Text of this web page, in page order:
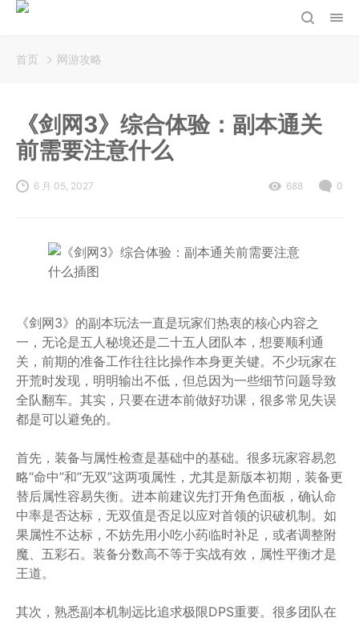
首页 网游攻略
《剑网3》综合体验：副本通关
前需要注意什么
6 月 05, 2027 688 0
《剑网3》的副本玩法一直是玩家们热衷的核心内容之
一，无论是五人秘境还是二十五人团队本，想要顺利通
关，前期的准备工作往往比操作本身更关键。不少玩家在
开荒时发现，明明输出不低，但总因为一些细节问题导致
全队翻车。其实，只要在进本前做好功课，很多常见失误
都是可以避免的。
首先，装备与属性检查是基础中的基础。很多玩家容易忽
略“命中”和“无双”这两项属性，尤其是新版本初期，装备更
替后属性容易失衡。进本前建议先打开角色面板，确认命
中率是否达标，无双值是否足以应对首领的识破机制。如
果属性不达标，不妨先用小吃小药临时补足，或者调整附
魔、五彩石。装备分数高不等于实战有效，属性平衡才是
王道。
其次，熟悉副本机制远比追求极限DPS重要。很多团队在